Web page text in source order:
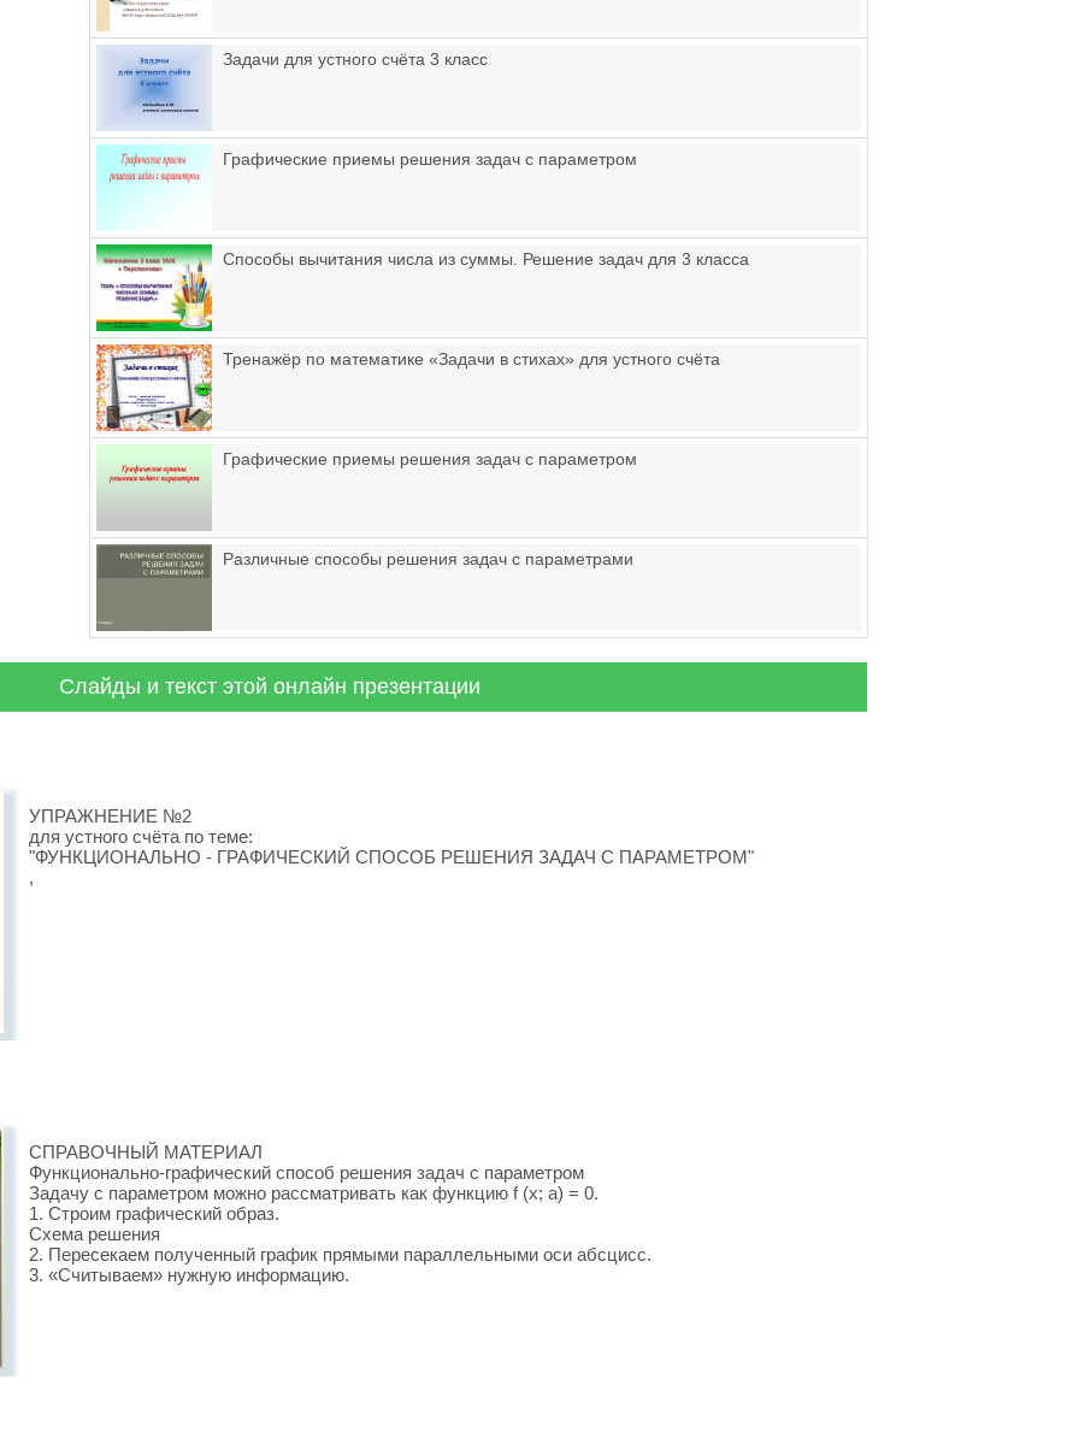
Задачи для устного счёта 3 класс
Графические приемы решения задач с параметром
Способы вычитания числа из суммы. Решение задач для 3 класса
Тренажёр по математике «Задачи в стихах» для устного счёта
Графические приемы решения задач с параметром
Различные способы решения задач с параметрами
Слайды и текст этой онлайн презентации
УПРАЖНЕНИЕ №2
для устного счёта по теме:
"ФУНКЦИОНАЛЬНО - ГРАФИЧЕСКИЙ СПОСОБ РЕШЕНИЯ ЗАДАЧ С ПАРАМЕТРОМ"
,
СПРАВОЧНЫЙ МАТЕРИАЛ
Функционально-графический способ решения задач с параметром
Задачу с параметром можно рассматривать как функцию f (x; a) = 0.
1. Строим графический образ.
Схема решения
2. Пересекаем полученный график прямыми параллельными оси абсцисс.
3. «Считываем» нужную информацию.